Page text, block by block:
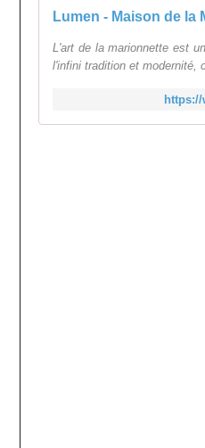
Lumen - Maison de la
L'art de la marionnette est
l'infini tradition et modernité,
https://